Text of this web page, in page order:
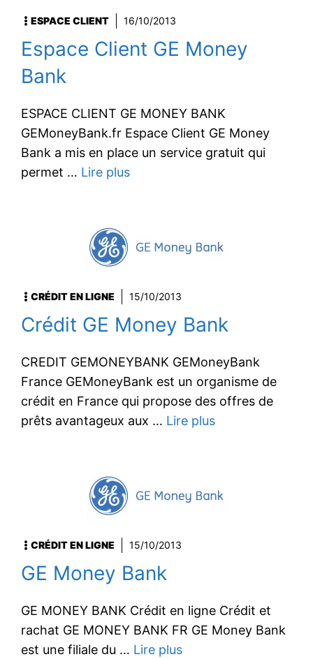
ESPACE CLIENT 16/10/2013
Espace Client GE Money
Bank
ESPACE CLIENT GE MONEY BANK
GEMoneyBank.fr Espace Client GE Money
Bank a mis en place un service gratuit qui
permet … Lire plus
CRÉDIT EN LIGNE 15/10/2013
Crédit GE Money Bank
CREDIT GEMONEYBANK GEMoneyBank
France GEMoneyBank est un organisme de
crédit en France qui propose des offres de
prêts avantageux aux … Lire plus
CRÉDIT EN LIGNE 15/10/2013
GE Money Bank
GE MONEY BANK Crédit en ligne Crédit et
rachat GE MONEY BANK FR GE Money Bank
est une filiale du … Lire plus